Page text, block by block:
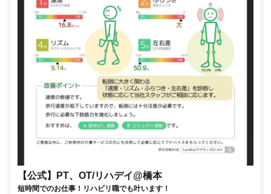
【公式】PT、OT/リハデイ@橋本
短時間でのお仕事！リハビリ職でも叶います！